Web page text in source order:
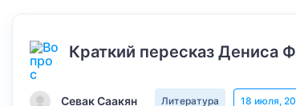
Краткий пересказ Дениса
Севак Саакян Литература 18 июля,